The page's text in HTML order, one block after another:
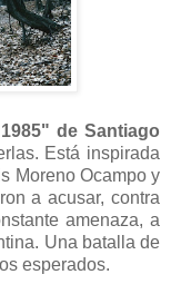
de Santiago
Está inspirada
Moreno Ocampo y
a acusar, contra
amenaza, a
Una batalla de
esperados.